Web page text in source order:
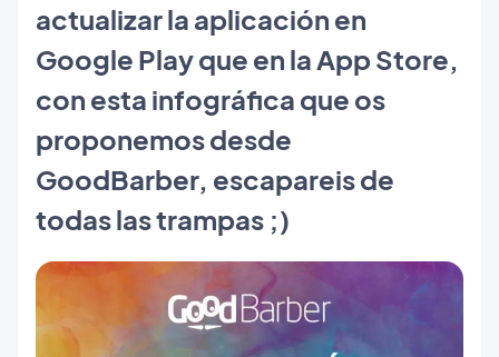
actualizar la aplicación en
Google Play que en la App Store,
con esta infográfica que os
proponemos desde
GoodBarber, escapareis de
todas las trampas ;)